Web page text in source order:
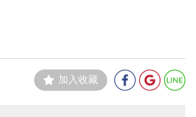
加入收藏